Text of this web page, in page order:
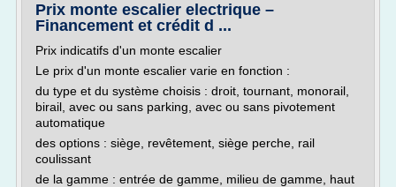
Prix monte escalier electrique –
Financement et crédit d ...
Prix indicatifs d'un monte escalier
Le prix d'un monte escalier varie en fonction :
du type et du système choisis : droit, tournant, monorail,
birail, avec ou sans parking, avec ou sans pivotement
automatique
des options : siège, revêtement, siège perche, rail
coulissant
de la gamme : entrée de gamme, milieu de gamme, haut